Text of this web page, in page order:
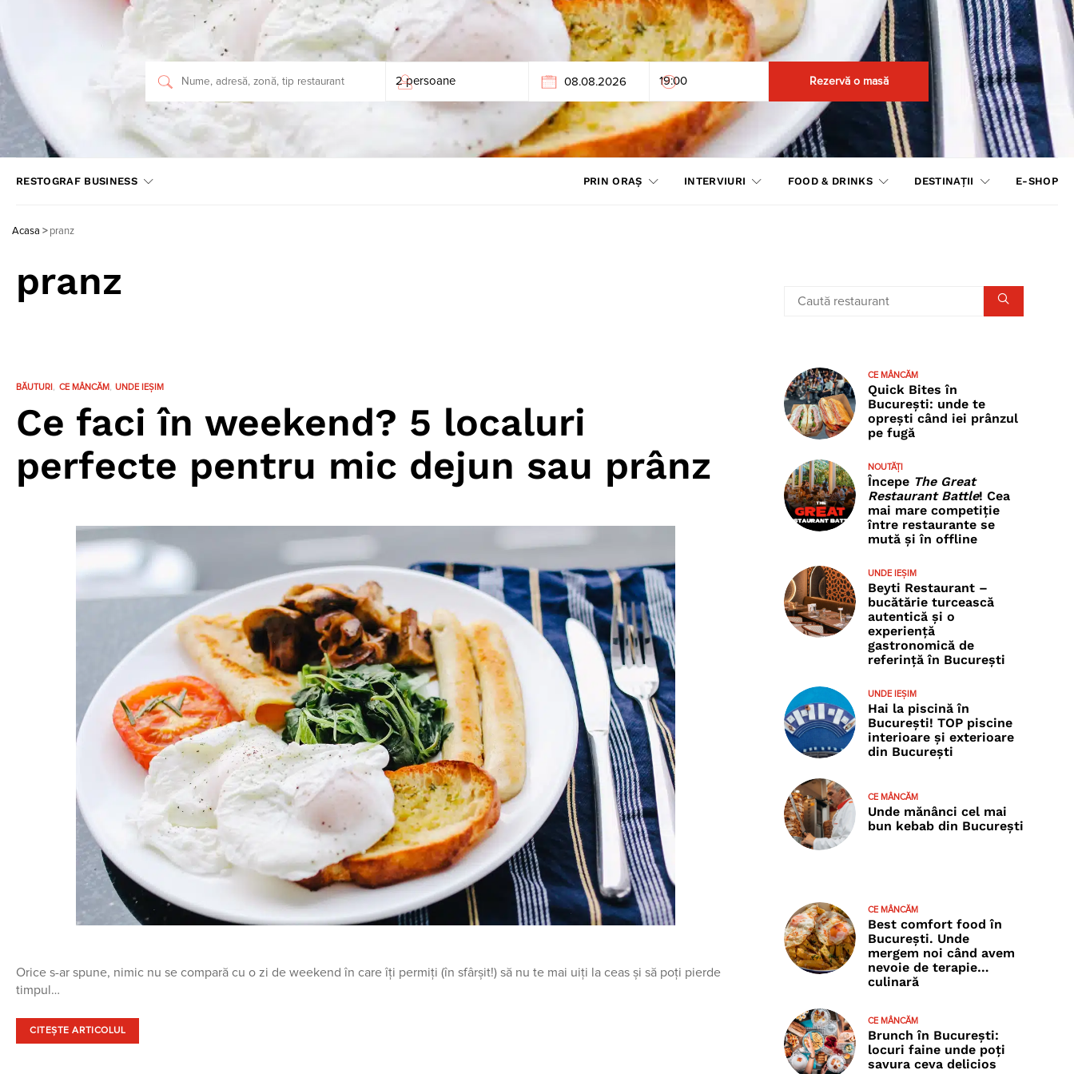
Rezervă o masă
RESTOGRAF BUSINESS PRIN ORAȘ INTERVIURI FOOD & DRINKS DESTINAȚII E-SHOP
Acasa > pranz
pranz
BĂUTURI CE MÂNCĂM UNDE IEȘIM
Ce faci în weekend? 5 localuri
perfecte pentru mic dejun sau prânz
Orice s-ar spune, nimic nu se compară cu o zi de weekend în care îți permiți (în sfârșit!) să nu te mai uiți la ceas și să poți pierde
timpul…
CITEȘTE ARTICOLUL
CE MÂNCĂM
Quick Bites în
București: unde te
oprești când iei prânzul
pe fugă
NOUTĂȚI
Începe The Great
Restaurant Battle! Cea
mai mare competiție
între restaurante se
mută și în offline
UNDE IEȘIM
Beyti Restaurant –
bucătărie turcească
autentică și o
experiență
gastronomică de
referință în București
UNDE IEȘIM
Hai la piscină în
București! TOP piscine
interioare și exterioare
din București
CE MÂNCĂM
Unde mănânci cel mai
bun kebab din București
CE MÂNCĂM
Best comfort food în
București. Unde
mergem noi când avem
nevoie de terapie…
culinară
CE MÂNCĂM
Brunch în București:
locuri faine unde poţi
savura ceva delicios